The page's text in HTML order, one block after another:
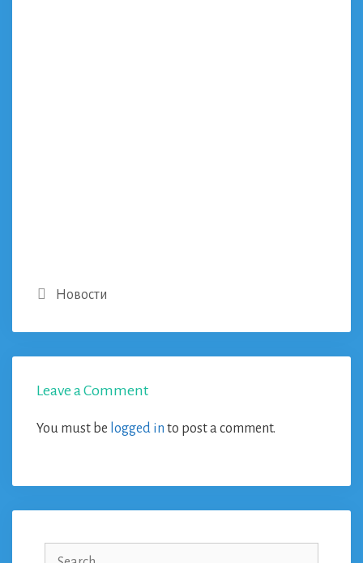
Categories
Новости
Leave a Comment
You must be logged in to post a comment.